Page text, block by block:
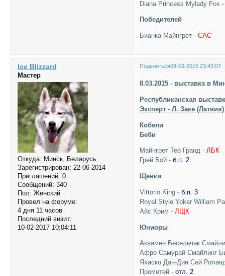
Diana Princess Mylady Fox
Победителей
Бианка Майнгрет -САС
Поделиться08-03-2015 23:43:07
Ice Blizzard
Мастер
Откуда: Минск, Беларусь
Зарегистрирован: 22-06-2014
Приглашений: 0
Сообщений: 340
Пол: Женский
Провел на форуме:
4 дня 11 часов
Последний визит:
10-02-2017 10:04:11
8.03.2015 - выставка в
Республиканская
Эксперт - Л. Заке (Латвия)
Кобели
Беби
Майнгрет Тео Гранд -ЛБК
Грей Бой -б.п. 2
Щенки
Vittorio King -б.п. 3
Royal Style Yoker William
Айс Крим - ЛЩК
Юниоры
Аквамен Весельчак
Афро Самурай Смайлинг
Яхаско Дан-Дин Сей
Прометей -отл. 2